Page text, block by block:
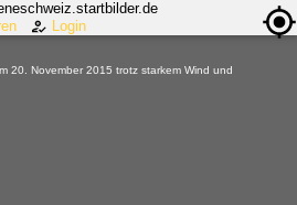
Login
20. November 2015 trotz starkem Wind und